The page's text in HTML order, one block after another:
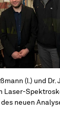
(l.) und Dr.
Laser-
neuen